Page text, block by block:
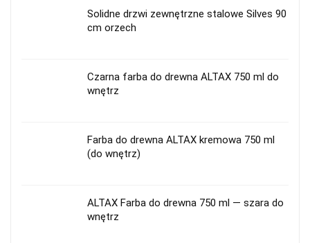
Solidne drzwi zewnętrzne stalowe Silves 90
cm orzech
Czarna farba do drewna ALTAX 750 ml do
wnętrz
Farba do drewna ALTAX kremowa 750 ml
(do wnętrz)
ALTAX Farba do drewna 750 ml — szara do
wnętrz